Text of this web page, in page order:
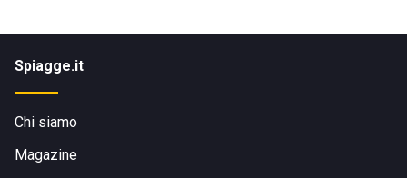
Spiagge.it
Chi siamo
Magazine